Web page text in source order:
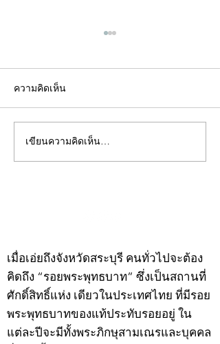
คอลัมน์"จับชีพจรวงการ
พระ"ประจำพุธที่ 29
ความคิดเห็น
เขียนความคิดเห็น…
เมื่อเอ่ยถึงจังหวัดสระบุรี คนทั่วไปจะต้อง
คิดถึง “รอยพระพุทธบาท” ซึ่งเป็นสถานที่
ศักดิ์สิทธิ์แห่ง เดียวในประเทศไทย ที่มีรอย
พระพุทธบาทของแท้ประทับรอยอยู่ ใน
แต่ละปีจะมีทั้งพระภิกษุสามเณรและบุคคล